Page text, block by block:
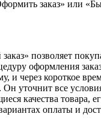
заказ» или
позволяет
оформления
и через короткое
уточнит все
качества товара,
оплаты и